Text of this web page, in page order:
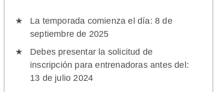
La temporada comienza el día: 8 de
septiembre de 2025
Debes presentar la solicitud de
inscripción para entrenadoras antes del:
13 de julio 2024